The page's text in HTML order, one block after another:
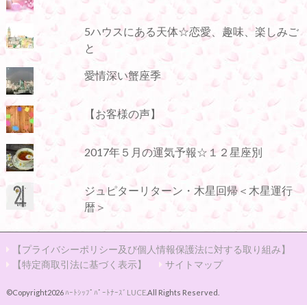
5ハウスにある天体☆恋愛、趣味、楽しみご
と
愛情深い蟹座季
【お客様の声】
2017年５月の運気予報☆１２星座別
ジュピターリターン・木星回帰＜木星運行
暦＞
【プライバシーポリシー及び個人情報保護法に対する取り組み】
【特定商取引法に基づく表示】
サイトマップ
©Copyright2026ﾊｰﾄｼｯﾌﾟﾊﾟｰﾄﾅｰｽﾞLUCE.All Rights Reserved.